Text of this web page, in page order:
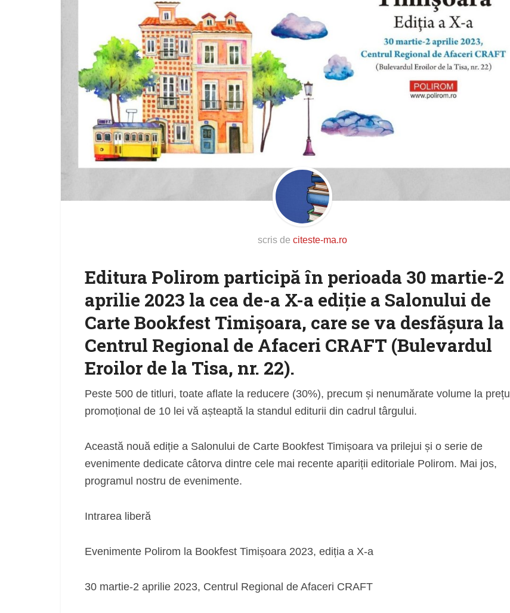
scris de citeste-ma.ro
Editura Polirom participă în perioada 30 martie-2
aprilie 2023 la cea de-a X-a ediție a Salonului de
Carte Bookfest Timișoara, care se va desfășura la
Centrul Regional de Afaceri CRAFT (Bulevardul
Eroilor de la Tisa, nr. 22).
Peste 500 de titluri, toate aflate la reducere (30%), precum și nenumărate volume la prețul
promoțional de 10 lei vă așteaptă la standul editurii din cadrul târgului.
Această nouă ediție a Salonului de Carte Bookfest Timișoara va prilejui și o serie de
evenimente dedicate câtorva dintre cele mai recente apariții editoriale Polirom. Mai jos,
programul nostru de evenimente.
Intrarea liberă
Evenimente Polirom la Bookfest Timișoara 2023, ediția a X-a
30 martie-2 aprilie 2023, Centrul Regional de Afaceri CRAFT